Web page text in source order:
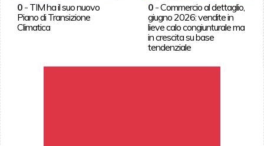
0- TIM ha il suo nuovo
Piano di Transizione
Climatica
0 -Commercio al dettaglio,
giugno 2026: vendite in
lieve calo congiunturale ma
in crescita su base
tendenziale